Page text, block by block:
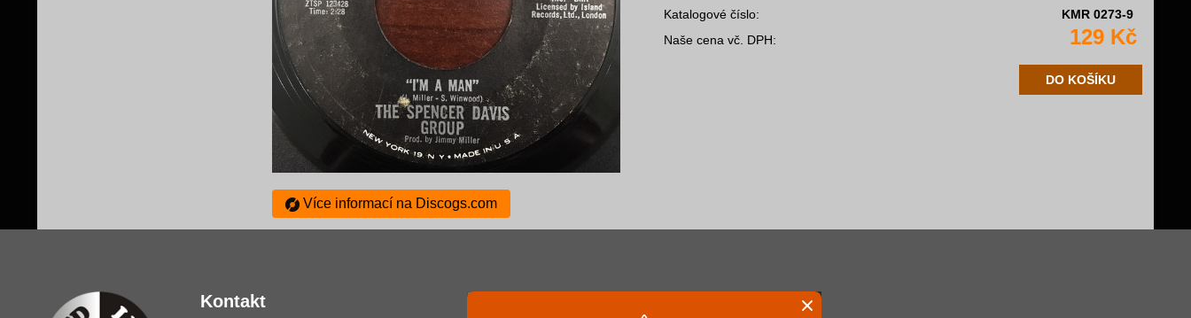
Katalogové číslo:
KMR 0273-9
Naše cena vč. DPH:
129 Kč
DO KOŠÍKU
Více informací na Discogs.com
Kontakt